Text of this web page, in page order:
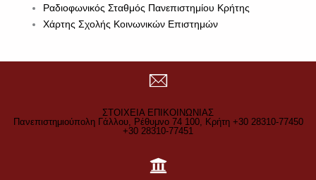
Ραδιοφωνικός Σταθμός Πανεπιστημίου Κρήτης
Χάρτης Σχολής Κοινωνικών Επιστημών
ΣΤΟΙΧΕΙΑ ΕΠΙΚΟΙΝΩΝΙΑΣ
Πανεπιστημιούπολη Γάλλου, Ρέθυμνο 74 100, Κρήτη +30 28310-77450
+30 28310-77451